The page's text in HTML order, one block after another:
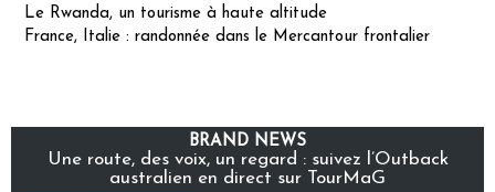
Le Rwanda, un tourisme à haute altitude
France, Italie : randonnée dans le Mercantour frontalier
BRAND NEWS
Une route, des voix, un regard : suivez l’Outback
australien en direct sur TourMaG